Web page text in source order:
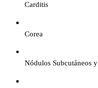
Carditis
Corea
Nódulos Subcutáneos y